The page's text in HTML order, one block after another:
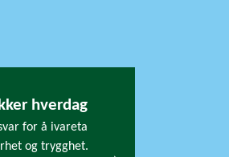
hverdag
for å ivareta
og trygghet.